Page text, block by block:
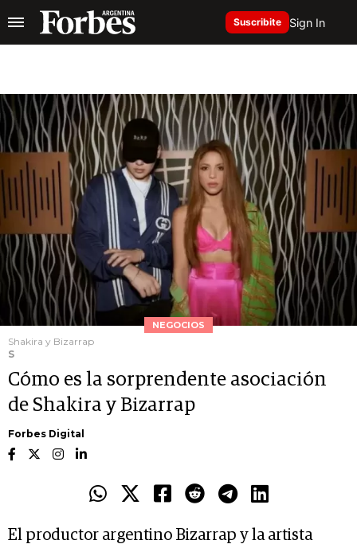
Suscribite Sign In
NEGOCIOS
Shakira y Bizarrap
S
Cómo es la sorprendente asociación
de Shakira y Bizarrap
Forbes Digital
El productor argentino Bizarrap y la artista